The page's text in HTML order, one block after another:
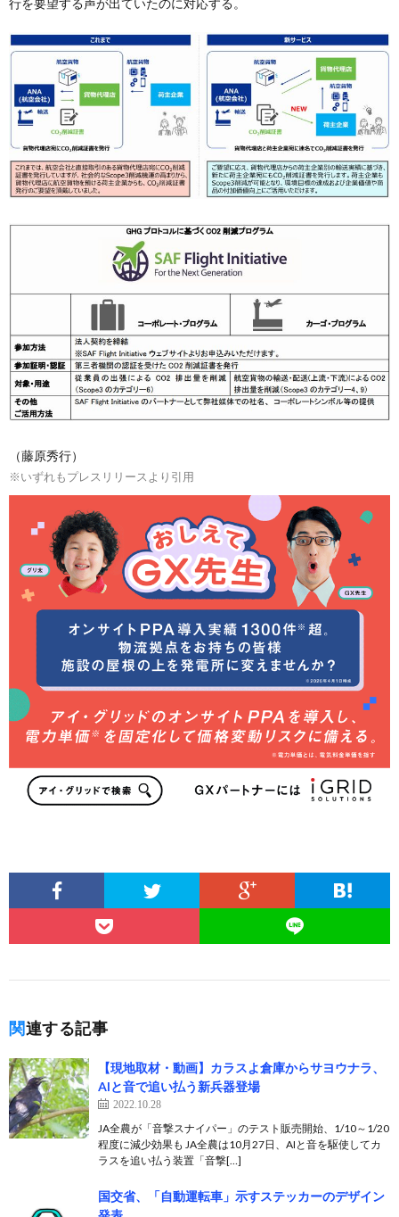
（藤原秀行）
※いずれもプレスリリースより引用
関連する記事
【現地取材・動画】カラスよ倉庫からサヨウナラ、
AIと音で追い払う新兵器登場
2022.10.28
JA全農が「音撃スナイパー」のテスト販売開始、1/10～1/20
程度に減少効果も JA全農は10月27日、AIと音を駆使してカ
ラスを追い払う装置「音撃[…]
国交省、「自動運転車」示すステッカーのデザイン